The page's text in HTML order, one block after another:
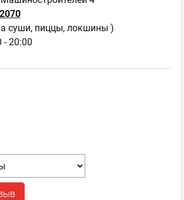
суши, пиццы, локшины )
- 20:00